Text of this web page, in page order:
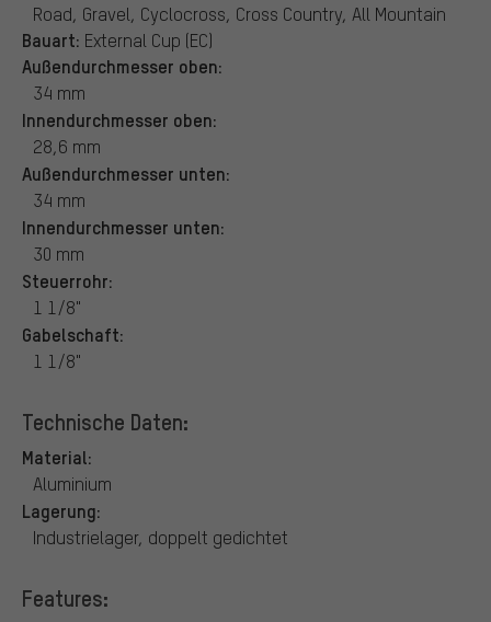
Road, Gravel, Cyclocross, Cross Country, All Mountain
Bauart: External Cup (EC)
Außendurchmesser oben:
34 mm
Innendurchmesser oben:
28,6 mm
Außendurchmesser unten:
34 mm
Innendurchmesser unten:
30 mm
Steuerrohr:
1 1/8"
Gabelschaft:
1 1/8"
Technische Daten:
Material:
Aluminium
Lagerung:
Industrielager, doppelt gedichtet
Features: